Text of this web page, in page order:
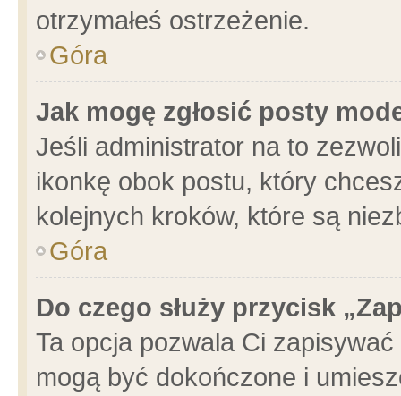
otrzymałeś ostrzeżenie.
Góra
Jak mogę zgłosić posty
Jeśli administrator na to
ikonkę obok postu, który
kolejnych kroków, które są
Góra
Do czego służy przycisk
Ta opcja pozwala Ci
mogą być dokończone i